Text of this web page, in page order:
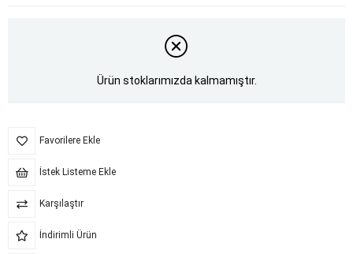
Ürün stoklarımızda kalmamıştır.
Favorilere Ekle
İstek Listeme Ekle
Karşılaştır
İndirimli Ürün